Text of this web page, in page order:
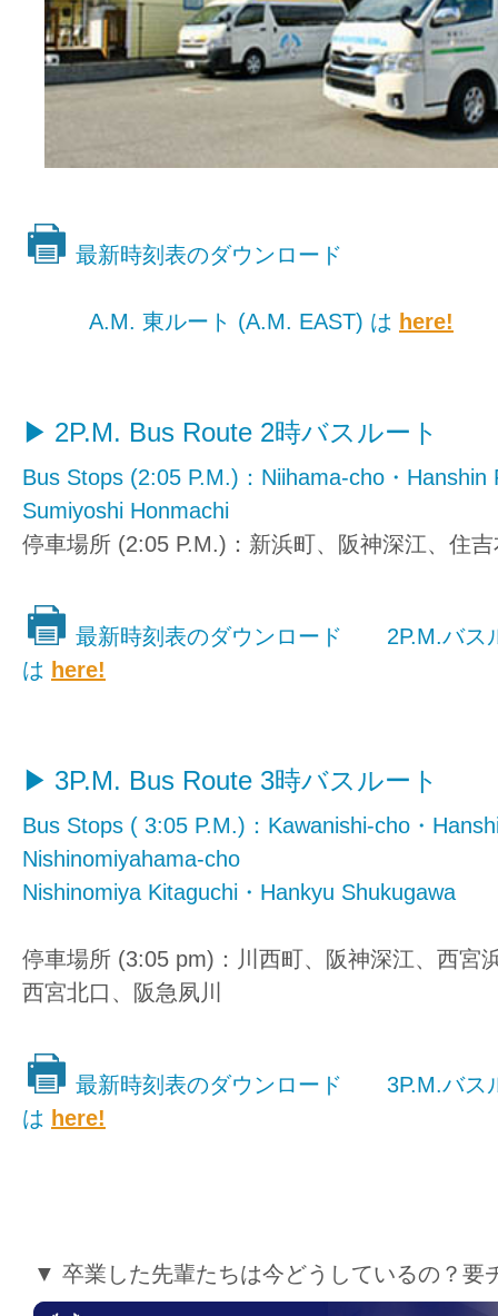
最新時刻表のダウンロード
A.M. 東ルート (A.M. EAST) は here!
2P.M. Bus Route 2時バスルート
Bus Stops (2:05 P.M.)：Niihama-cho・Hanshin
Sumiyoshi Honmachi
停車場所 (2:05 P.M.)：新浜町、阪神深江、住
最新時刻表のダウンロード 2P.M.バス
は here!
3P.M. Bus Route 3時バスルート
Bus Stops ( 3:05 P.M.)：Kawanishi-cho・
Nishinomiyahama-cho
Nishinomiya Kitaguchi・Hankyu Shukugawa
停車場所 (3:05 pm)：川西町、阪神深江、西宮
西宮北口、阪急夙川
最新時刻表のダウンロード 3P.M.バス
は here!
▼ 卒業した先輩たちは今どうしているの？要